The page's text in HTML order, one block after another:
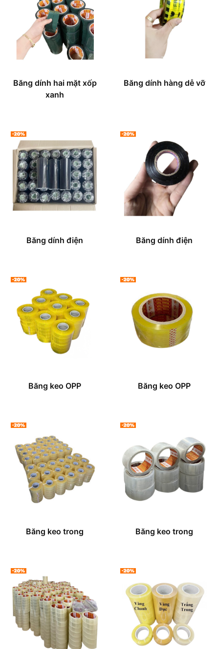
Băng dính hai mặt xốp
xanh
Băng dính hàng dễ vỡ
Băng dính điện Băng dính điện
Băng keo OPP Băng keo OPP
Băng keo trong Băng keo trong